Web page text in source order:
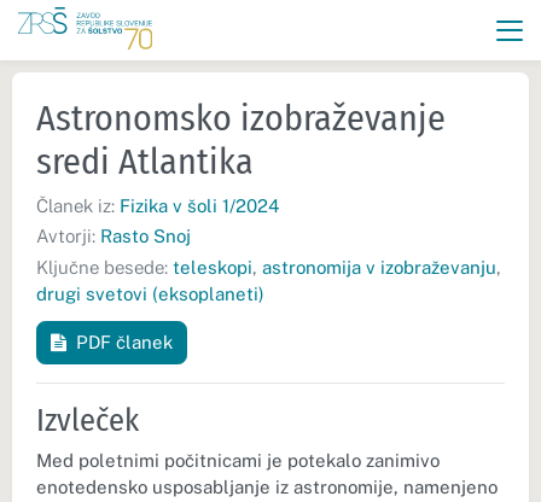
Astronomsko izobraževanje
sredi Atlantika
Članek iz: Fizika v šoli 1/2024
Avtorji: Rasto Snoj
Ključne besede: teleskopi, astronomija v izobraževanju,
drugi svetovi (eksoplaneti)
PDF članek
Izvleček
Med poletnimi počitnicami je potekalo zanimivo
enotedensko usposabljanje iz astronomije, namenjeno